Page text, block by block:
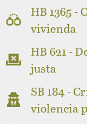
HB 1365 -
vivienda
HB 621 -
justa
SB 184 -
violencia